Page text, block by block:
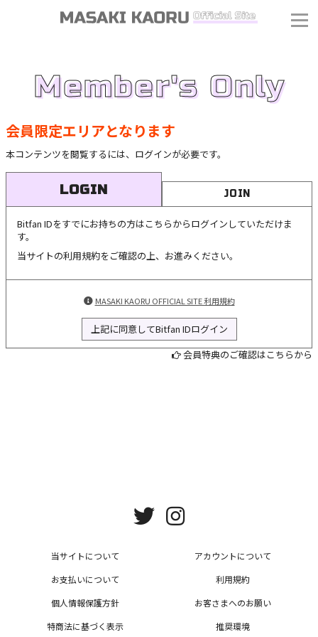
Member's Only
会員限定エリアとなります
本コンテンツを閲覧するには、ログインが必要です。
LOGIN JOIN
Bitfan IDをすでにお持ちの方はこちらからログインしていただけま
す。
当サイトの利用規約をご確認の上、お進みください。
MASAKI KAORU OFFICIAL SITE 利用規約
上記に同意してBitfan IDログイン
会員特典のご確認はこちらから
当サイトについて
アカウントについて
お支払いについて
利用規約
個人情報保護方針
お客さまへのお願い
特商法に基づく表示
推奨環境